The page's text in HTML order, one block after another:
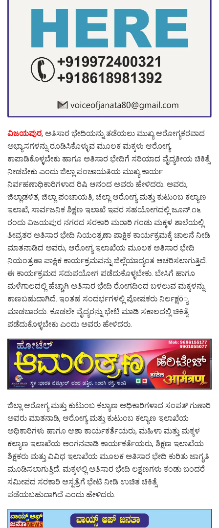
ವಿಜಯಪುರ, ಅತಿಸಾರ ಭೇದಿಯನ್ನು ತಡೆಯಲು ಮುಖ್ಯ ಆರೋಗ್ಯಕರವಾದ
ಅಭ್ಯಾಸಗಳನ್ನು ರೂಡಿಸಿಕೊಳ್ಳುವ ಮೂಲಕ ಮಕ್ಕಳು ಆರೋಗ್ಯ
ಕಾಪಾಡಿಕೊಳ್ಳಬೇಕು ಹಾಗೂ ಅತಿಸಾರ ಭೇದಿಗೆ ಸರಿಯಾದ ವೈದ್ಯಕೀಯ ಚಿಕಿತ್ಸೆ
ನೀಡಬೇಕು ಎಂದು ಜಿಲ್ಲಾ ಪಂಚಾಯತಿಯ ಮುಖ್ಯ ಕಾರ್ಯ
ನಿರ್ವಹಣಾಧಿಕಾರಿಗಳಾದ ರಿಷಿ ಆನಂದ ಅವರು ಹೇಳಿದರು. ಅವರು,
ಜಿಲ್ಲಾಡಳಿತ, ಜಿಲ್ಲಾ ಪಂಚಾಯತಿ, ಜಿಲ್ಲಾ ಆರೋಗ್ಯ ಮತ್ತು ಕುಟುಂಬ ಕಲ್ಯಾಣ
ಇಲಾಖೆ, ಸಾರ್ವಜನಿಕ ಶಿಕ್ಷಣ ಇಲಾಖೆ ಇವರ ಸಹಯೋಗದಲ್ಲಿ ಜೂನ್.೧೬
ರಂದು ವಿಜಯಪುರ ನಗರದ ಸರಕಾರಿ ಮರಾಠಿ ಗಂಡು ಮಕ್ಕಳ ಶಾಲೆಯಲ್ಲಿ
ತೀವ್ರತರ ಅತಿಸಾರ ಭೇದಿ ನಿಯಂತ್ರಣಾ ಪಾಕ್ಷಿಕ ಕಾರ್ಯಕ್ರಮಕ್ಕೆ ಚಾಲನೆ ನೀಡಿ
ಮಾತನಾಡಿದ ಅವರು, ಆರೋಗ್ಯ ಇಲಾಖೆಯ ಮೂಲಕ ಅತಿಸಾರ ಭೇದಿ
ನಿಯಂತ್ರಣಾ ಪಾಕ್ಷಿಕ ಕಾರ್ಯಕ್ರಮವನ್ನು ಜಿಲ್ಲೆಯಾದ್ಯಂತ ಆಚರಿಸಲಾಗುತ್ತಿದೆ.
ಈ ಕಾರ್ಯಕ್ರಮದ ಸದುಪಯೋಗ ಪಡೆದುಕೊಳ್ಳಬೇಕು. ಬೇಸಿಗೆ ಹಾಗೂ
ಮಳೆಗಾಲದಲ್ಲಿ ಹೆಚ್ಚಾಗಿ ಅತಿಸಾರ ಭೇದಿ ರೋಗದಿಂದ ಬಳಲುವ ಮಕ್ಕಳನ್ನು
ಕಾಣಬಹುದಾಗಿದೆ. ಇಂತಹ ಸಂದರ್ಭಗಳಲ್ಲಿ ಪೋಷಕರು ನಿರ್ಲಕ್ಷö್ಯ
ಮಾಡಬಾರದು. ಕೂಡಲೇ ವೈದ್ಯರನ್ನು ಭೇಟಿ ಮಾಡಿ ಸಕಾಲದಲ್ಲಿ ಚಿಕಿತ್ಸೆ
ಪಡೆದುಕೊಳ್ಳಬೇಕು ಎಂದು ಅವರು ಹೇಳಿದರು.
ಜಿಲ್ಲಾ ಆರೋಗ್ಯ ಮತ್ತು ಕುಟುಂಬ ಕಲ್ಯಾಣ ಅಧಿಕಾರಿಗಳಾದ ಸಂಪತ್ ಗುಣಾರಿ
ಅವರು ಮಾತನಾಡಿ, ಆರೋಗ್ಯ ಮತ್ತು ಕುಟುಂಬ ಕಲ್ಯಾಣ ಇಲಾಖೆಯ
ಅಧಿಕಾರಿಗಳು ಹಾಗೂ ಆಶಾ ಕಾರ್ಯಕರ್ತೆಯರು, ಮಹಿಳಾ ಮತ್ತು ಮಕ್ಕಳ
ಕಲ್ಯಾಣ ಇಲಾಖೆಯ ಅಂಗನವಾಡಿ ಕಾರ್ಯಕರ್ತೆಯರು, ಶಿಕ್ಷಣ ಇಲಾಖೆಯ
ಶಿಕ್ಷಕರು ಮತ್ತು ವಿವಿಧ ಇಲಾಖೆಯ ಮೂಲಕ ಅತಿಸಾರ ಭೇದಿ ಕುರಿತು ಜಾಗೃತಿ
ಮೂಡಿಸಲಾಗುತ್ತಿದೆ. ಮಕ್ಕಳಲ್ಲಿ ಅತಿಸಾರ ಭೇದಿ ಲಕ್ಷಣಗಳು ಕಂಡು ಬಂದರೆ
ಸಮೀಪದ ಸರಕಾರಿ ಆಸ್ಪತ್ರೆಗೆ ಭೇಟಿ ನೀಡಿ ಉಚಿತ ಚಿಕಿತ್ಸೆ
ಪಡೆಯಬಹುದಾಗಿದೆ ಎಂದು ಹೇಳಿದರು.